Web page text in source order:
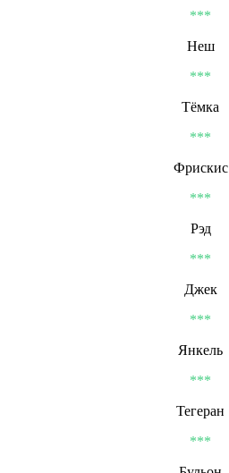
***
Неш
***
Тёмка
***
Фрискис
***
Рэд
***
Джек
***
Янкель
***
Тегеран
***